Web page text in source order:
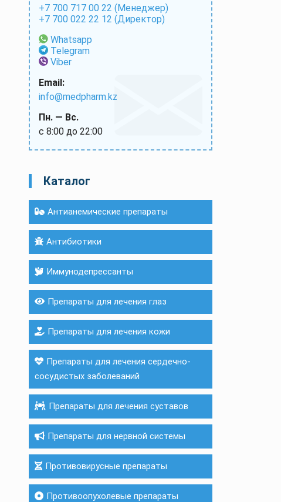
+7 700 717 00 22 (Менеджер)
+7 700 022 22 12 (Директор)
Whatsapp
Telegram
Viber
Email:
info@medpharm.kz
Пн. — Вс.
с 8:00 до 22:00
Каталог
Антианемические препараты
Антибиотики
Иммунодепрессанты
Препараты для лечения глаз
Препараты для лечения кожи
Препараты для лечения сердечно-
сосудистых заболеваний
Препараты для лечения суставов
Препараты для нервной системы
Противовирусные препараты
Противоопухолевые препараты